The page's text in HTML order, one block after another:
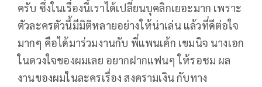
ครับ ซึ่งในเรื่องนี้เราได้เปลี่ยนบุคลิกเยอะมาก เพราะ
ตัวละครตัวนี้มีมิติหลายอย่างให้น่าเล่น แล้วที่ดีต่อใจ
มากๆ คือได้มาร่วมงานกับ พี่แพนเค้ก เขมนิจ นางเอก
ในดวงใจของผมเลย อยากฝากแฟนๆ ให้รอชม ผล
งานของผมในละครเรื่อง สงครามเงิน กับทาง